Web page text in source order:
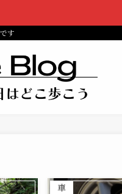
す
車